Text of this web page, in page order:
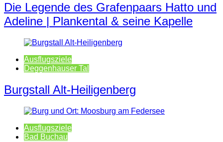
Die Legende des Grafenpaars Hatto und
Adeline | Plankental & seine Kapelle
Ausflugsziele
Deggenhauser Tal
Burgstall Alt-Heiligenberg
Ausflugsziele
Bad Buchau